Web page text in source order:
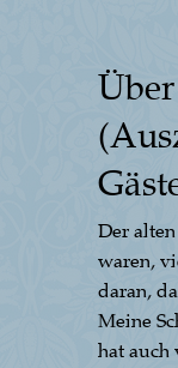
Der
waren,
daran,
Meine
hat auch